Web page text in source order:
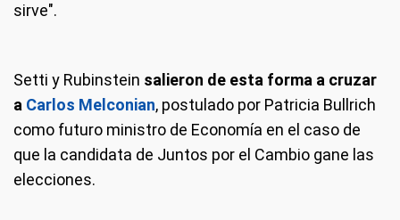
sirve".
Setti y Rubinstein salieron de esta forma a cruzar
a Carlos Melconian, postulado por Patricia Bullrich
como futuro ministro de Economía en el caso de
que la candidata de Juntos por el Cambio gane las
elecciones.